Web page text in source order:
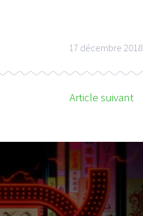
17 décembre 2018
Article suivant